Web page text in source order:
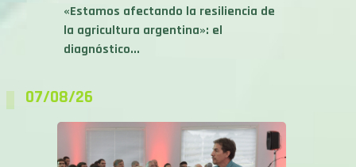
«Estamos afectando la resiliencia de
la agricultura argentina»: el
diagnóstico...
07/08/26